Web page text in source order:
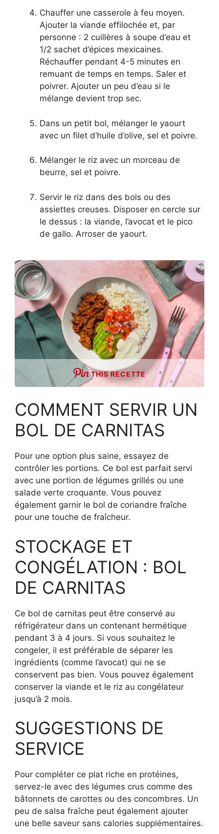
Chauffer une casserole à feu moyen.
Ajouter la viande effilochée et, par
personne : 2 cuillères à soupe d’eau et
1/2 sachet d’épices mexicaines.
Réchauffer pendant 4-5 minutes en
remuant de temps en temps. Saler et
poivrer. Ajouter un peu d’eau si le
mélange devient trop sec.
Dans un petit bol, mélanger le yaourt
avec un filet d’huile d’olive, sel et poivre.
Mélanger le riz avec un morceau de
beurre, sel et poivre.
Servir le riz dans des bols ou des
assiettes creuses. Disposer en cercle sur
le dessus : la viande, l’avocat et le pico
de gallo. Arroser de yaourt.
THIS RECETTE
COMMENT SERVIR UN
BOL DE CARNITAS
Pour une option plus saine, essayez de
contrôler les portions. Ce bol est parfait servi
avec une portion de légumes grillés ou une
salade verte croquante. Vous pouvez
également garnir le bol de coriandre fraîche
pour une touche de fraîcheur.
STOCKAGE ET
CONGÉLATION : BOL
DE CARNITAS
Ce bol de carnitas peut être conservé au
réfrigérateur dans un contenant hermétique
pendant 3 à 4 jours. Si vous souhaitez le
congeler, il est préférable de séparer les
ingrédients (comme l’avocat) qui ne se
conservent pas bien. Vous pouvez également
conserver la viande et le riz au congélateur
jusqu’à 2 mois.
SUGGESTIONS DE
SERVICE
Pour compléter ce plat riche en protéines,
servez-le avec des légumes crus comme des
bâtonnets de carottes ou des concombres. Un
peu de salsa fraîche peut également ajouter
une belle saveur sans calories supplémentaires.